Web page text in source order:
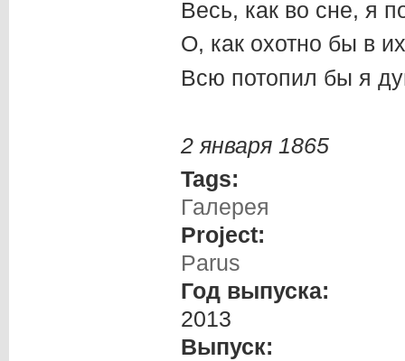
Весь, как во сне, я
О, как охотно бы в
Всю потопил бы я
2 января 1865
Tags:
Галерея
Project:
Parus
Год выпуска:
2013
Выпуск: